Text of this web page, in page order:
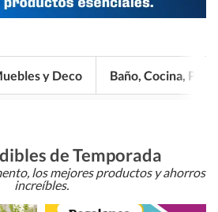
y Deco Baño, Cocina, Pisos
de Temporada
los mejores productos y ahorros
increíbles.